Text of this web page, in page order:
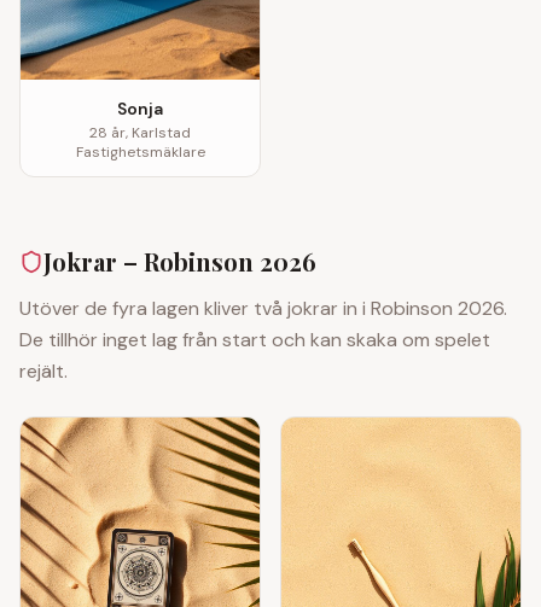
Sonja
28 år, Karlstad
Fastighetsmäklare
Jokrar – Robinson 2026
Utöver de fyra lagen kliver två jokrar in i Robinson 2026.
De tillhör inget lag från start och kan skaka om spelet
rejält.